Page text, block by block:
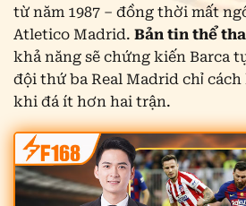
từ năm 1987 – đồng thời mất
Atletico Madrid. Bản tin thể
khả năng sẽ chứng kiến Barca
đội thứ ba Real Madrid chỉ
khi đá ít hơn hai trận.